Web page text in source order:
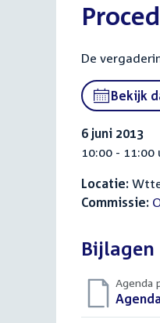
:
De
Bekijk
6 juni 2013
10:00 - 11:00
Locatie:
Commissie:
Bijlagen
Agenda